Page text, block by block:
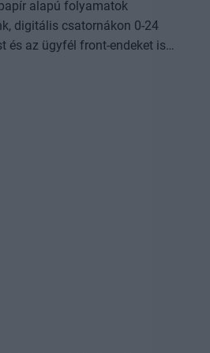
alapú folyamatok
digitális csatornákon 0-24
és az ügyfél front-endeket is
korábban
intelligencia? Mire
a kérdésekre is